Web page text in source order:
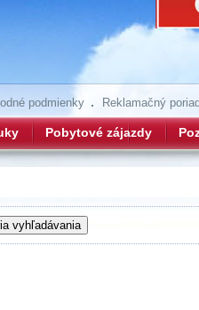
podmienky Reklamačný
Pobytové zájazdy